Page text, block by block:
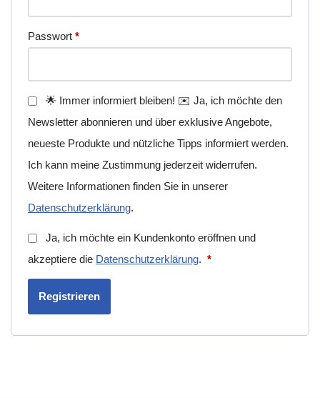
Passwort *Erforderlich
🌟 Immer informiert bleiben! ✉️ Ja, ich möchte den
Newsletter abonnieren und über exklusive Angebote,
neueste Produkte und nützliche Tipps informiert werden.
Ich kann meine Zustimmung jederzeit widerrufen.
Weitere Informationen finden Sie in unserer
Datenschutzerklärung.
Ja, ich möchte ein Kundenkonto eröffnen und
akzeptiere die Datenschutzerklärung. *
Registrieren